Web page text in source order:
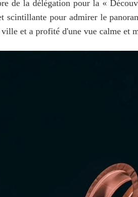
de la délégation pour la «
scintillante pour admirer le
et a profité d'une vue calme et